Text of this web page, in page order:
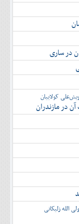
در ساری
کولاییان
در مازندران
الله زلیکانی